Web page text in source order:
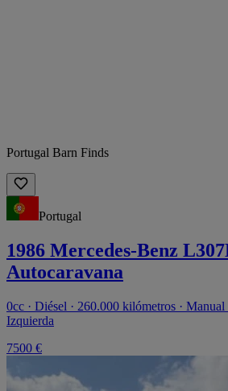
Portugal Barn Finds
Portugal
1986 Mercedes-Benz
Autocaravana
0cc · Diésel · 260.000 kilómetros · Manual
Izquierda
7500 €